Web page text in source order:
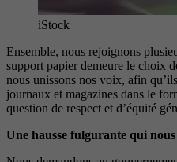
iStock
Ensemble, nous rejoignons
support papier demeure le choix
nous unissons nos voix, afin
journaux et magazines dans le
question de respect et d’équité
Une hausse fulgurante qui